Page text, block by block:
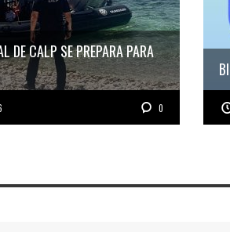
DE CALP SE PREPARA PARA
0